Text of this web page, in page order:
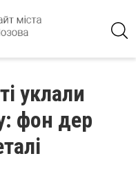
уклали
фон дер